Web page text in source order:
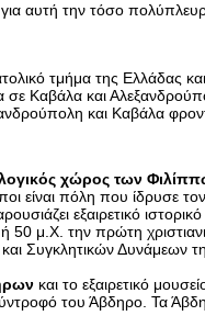
για αυτή την τόσο
τμήμα της Ελλάδας
Καβάλα και
και Καβάλα
χώρος των
είναι πόλη που ίδρυσε
εξαιρετικό
50 μ.Χ. την πρώτη
Συγκλητικών Δυνάμεων
και το εξαιρετικό
του Άβδηρο. Τα